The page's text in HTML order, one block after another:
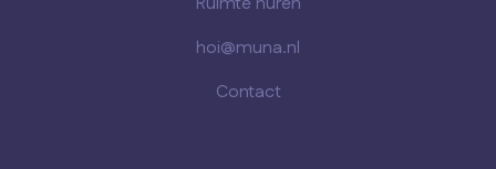
hoi@muna.nl
Contact